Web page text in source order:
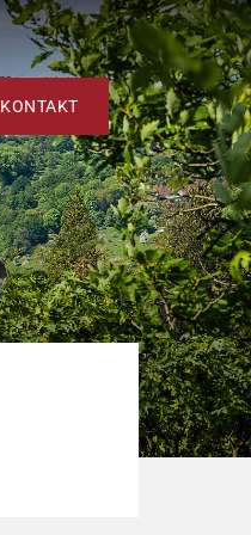
KONTAKT